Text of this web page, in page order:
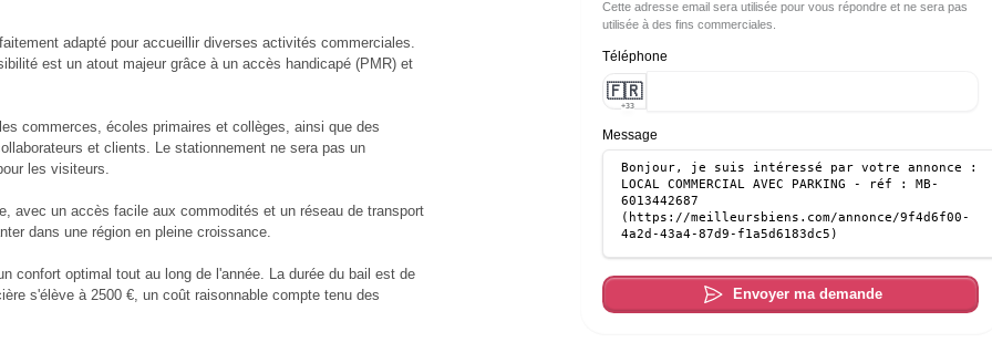
adapté pour accueillir diverses activités commerciales.
est un atout majeur grâce à un accès handicapé (PMR) et
commerces, écoles primaires et collèges, ainsi que des
et clients. Le stationnement ne sera pas un
les visiteurs.
avec un accès facile aux commodités et un réseau de transport
dans une région en pleine croissance.
confort optimal tout au long de l'année. La durée du bail est de
s'élève à 2500 €, un coût raisonnable compte tenu des
Cette adresse email sera utilisée pour vous répondre et ne sera pas
utilisée à des fins commerciales.
Téléphone
🇫🇷
+33
Message
Envoyer ma demande